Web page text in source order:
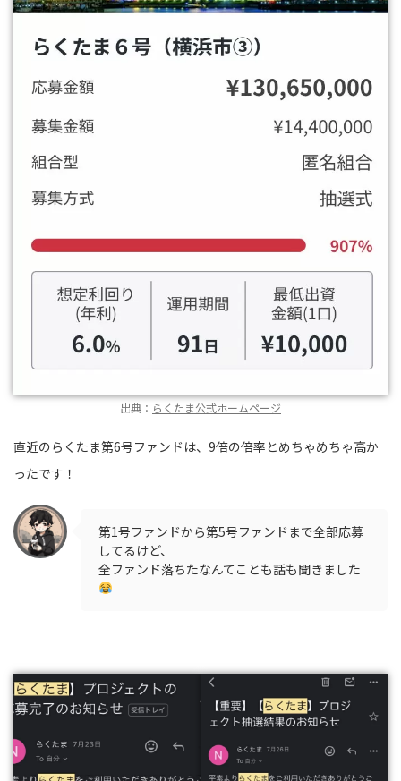
出典： らくたま公式ホームページ
直近のらくたま第6号ファンドは、9倍の倍率とめちゃめちゃ高か
ったです！
第1号ファンドから第5号ファンドまで全部応募
してるけど、
全ファンド落ちたなんてことも話も聞きました